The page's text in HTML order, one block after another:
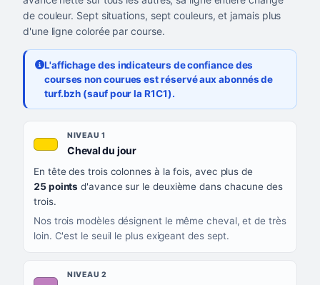
de couleur. Sept situations, sept couleurs, et jamais plus
d'une ligne colorée par course.
L'affichage des indicateurs de confiance des
courses non courues est réservé aux abonnés de
turf.bzh (sauf pour la R1C1).
QUAND LA LIGNE PREND CETTE COULEUR
CE QUE CELA VOUS DIT
NIVEAU 1
Cheval du jour, couleur jaune or
En tête des trois colonnes à la fois, avec plus de
25 points d'avance sur le deuxième dans chacune des
trois.
Nos trois modèles désignent le même cheval, et de très
loin. C'est le seuil le plus exigeant des sept.
NIVEAU 2